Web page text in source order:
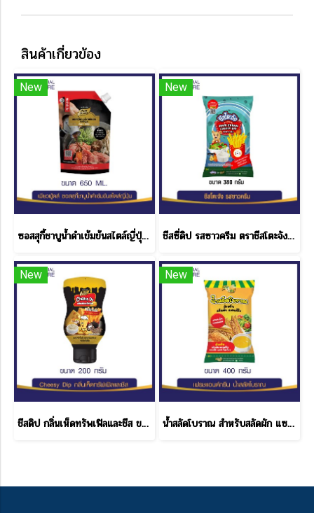
สินค้าเกี่ยวข้อง
New
ซอสสุกี้ชาบูน้ำดำเข้มข้นสไตล์ญี่ปุ่น 650 ML.
New
ชีสซี่ดิป รสซาวครีม ตราชีสโตะจัง แบบถุง ขนาด 380 กรัม
New
ชีสดิป กลิ่นเห็ดทรัพเฟิลและชีส ขนาด 200 กรัม
New
น้ำสลัดโบราณ สำหรับสลัดผัก แซนด์วิช โบราณ เฟรช & กรีน ขนาด 400 กรัม